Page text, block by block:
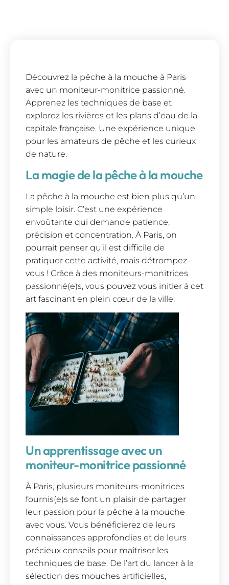
Découvrez la pêche à la mouche à Paris
avec un moniteur-monitrice passionné.
Apprenez les techniques de base et
explorez les rivières et les plans d’eau de la
capitale française. Une expérience unique
pour les amateurs de pêche et les curieux
de nature.
La magie de la pêche à la mouche
La pêche à la mouche est bien plus qu’un
simple loisir. C’est une expérience
envoûtante qui demande patience,
précision et concentration. À Paris, on
pourrait penser qu’il est difficile de
pratiquer cette activité, mais détrompez-
vous ! Grâce à des moniteurs-monitrices
passionné(e)s, vous pouvez vous initier à cet
art fascinant en plein cœur de la ville.
Un apprentissage avec un
moniteur-monitrice passionné
À Paris, plusieurs moniteurs-monitrices
fournis(e)s se font un plaisir de partager
leur passion pour la pêche à la mouche
avec vous. Vous bénéficierez de leurs
connaissances approfondies et de leurs
précieux conseils pour maîtriser les
techniques de base. De l’art du lancer à la
sélection des mouches artificielles,